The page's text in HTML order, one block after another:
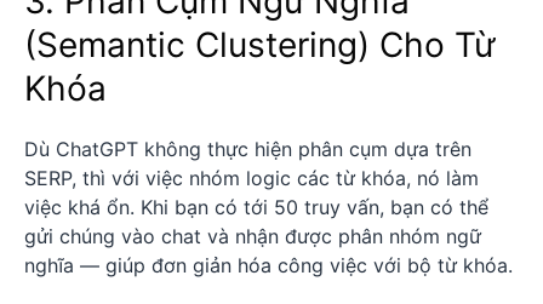
(Semantic Clustering) Cho Từ
Khóa
Dù ChatGPT không thực hiện phân cụm dựa trên
SERP, thì với việc nhóm logic các từ khóa, nó làm
việc khá ổn. Khi bạn có tới 50 truy vấn, bạn có thể
gửi chúng vào chat và nhận được phân nhóm ngữ
nghĩa — giúp đơn giản hóa công việc với bộ từ khóa.